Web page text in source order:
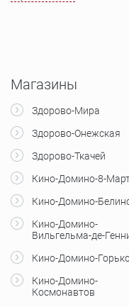
Магазины
Здорово-Мира
Здорово-Онежская
Здорово-Ткачей
Кино-Домино-8-
Кино-Домино-
Кино-Домино-
Вильгельма-де-
Кино-Домино-
Кино-Домино-
Космонавтов